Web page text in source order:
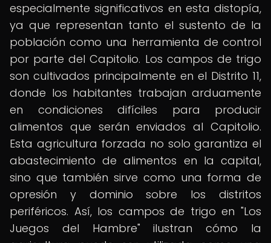
especialmente significativos en esta distopía,
ya que representan tanto el sustento de la
población como una herramienta de control
por parte del Capitolio. Los campos de trigo
son cultivados principalmente en el Distrito 11,
donde los habitantes trabajan arduamente
en condiciones difíciles para producir
alimentos que serán enviados al Capitolio.
Esta agricultura forzada no solo garantiza el
abastecimiento de alimentos en la capital,
sino que también sirve como una forma de
opresión y dominio sobre los distritos
periféricos. Así, los campos de trigo en "Los
Juegos del Hambre" ilustran cómo la